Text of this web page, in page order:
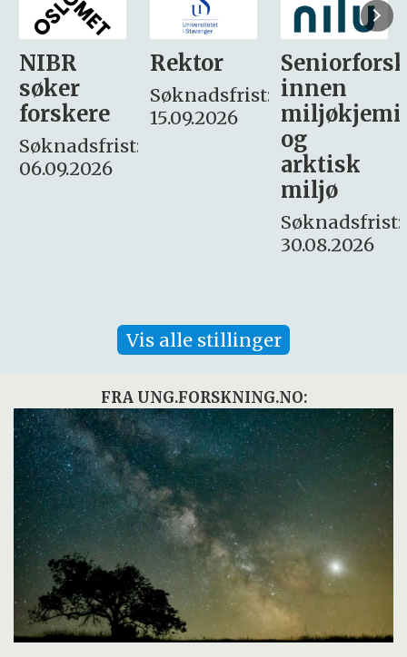
Rektor
Søknadsfrist:
15.09.2026
Seniorforsker
innen
miljøkjemi
søker
– fast
Søknadsfrist:
16. august.
Vis alle stillinger
FRA UNG.FORSKNING.NO: